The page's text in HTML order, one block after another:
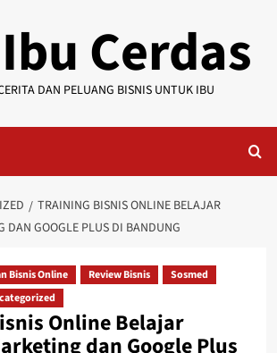
Cerdas
DAN PELUANG BISNIS UNTUK IBU
TRAINING BISNIS ONLINE BELAJAR
DAN GOOGLE PLUS DI BANDUNG
Bisnis Online Review Bisnis
Sosmed
Online Belajar
dan Google Plus